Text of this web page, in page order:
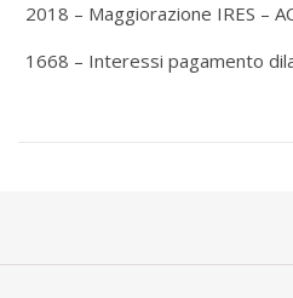
2018 – Maggiorazione IRES –
1668 – Interessi pagamento